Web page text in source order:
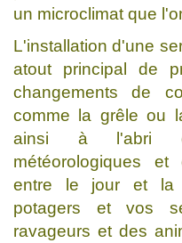
un microclimat que
L'installation d'une
atout principal de
changements de
comme la grêle ou
ainsi à l'abri
météorologiques et
entre le jour et la
potagers et vos
ravageurs et des